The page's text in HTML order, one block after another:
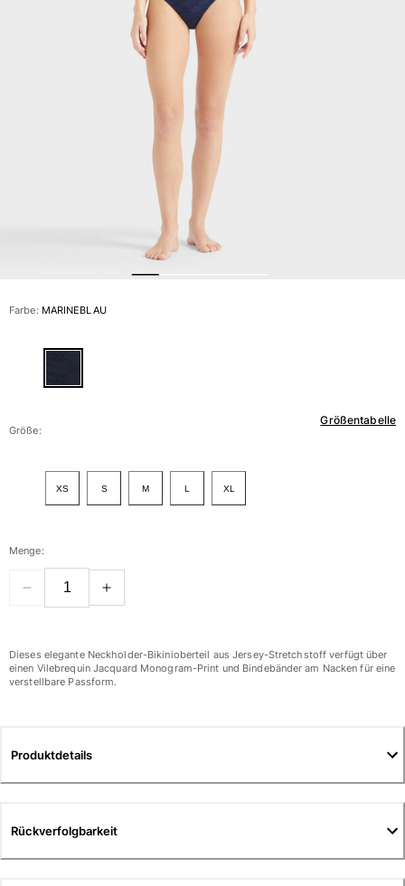
Magische Bademode
Alle Badehose anzeigen
Pullover und Strickjacke
Oberbekleidung
Alle Damen anzeigen
Bademode
Oberteile
Badeanzug
Alle Bademode anzeigen
Bekleidung
Hemden
Hosen
Farbe: MARINEBLAU
Größentabelle
Größe:
XS S M L XL
Menge:
Dieses elegante Neckholder-Bikinioberteil aus Jersey-Stretchstoff verfügt über
einen Vilebrequin Jacquard Monogram-Print und Bindebänder am Nacken für eine
verstellbare Passform.
Produktdetails
Rückverfolgbarkeit